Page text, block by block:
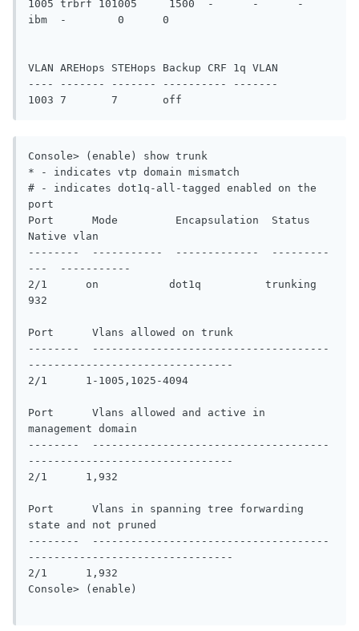
1005 trbrf 101005     1500  -      -      -
ibm  -        0      0
VLAN AREHops STEHops Backup CRF 1q VLAN
---- ------- ------- ---------- -------
Console> (enable) show trunk
* - indicates vtp domain mismatch
# - indicates dot1q-all-tagged enabled on the
port
Port      Mode         Encapsulation  Status
Native vlan
--------  -----------  -------------  ---------
---  -----------
2/1      on           dot1q          trunking
932
Port      Vlans allowed on trunk
--------  -------------------------------------
--------------------------------
2/1      1-1005,1025-4094
Port      Vlans allowed and active in
management domain
--------  -------------------------------------
--------------------------------
2/1      1,932
Port      Vlans in spanning tree forwarding
state and not pruned
--------  -------------------------------------
--------------------------------
2/1      1,932
Console> (enable)